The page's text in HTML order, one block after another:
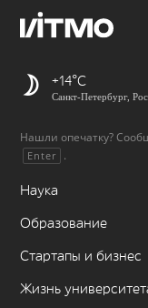
+14
Санкт-Петербург,
Нашли опечатку?
Enter .
Наука
Образование
Стартапы и бизнес
Жизнь